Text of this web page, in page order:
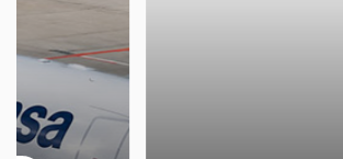
Norwegian Uçağına Polis